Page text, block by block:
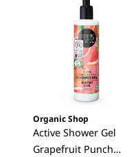
Organic Shop
Active Shower Gel
Grapefruit Punch